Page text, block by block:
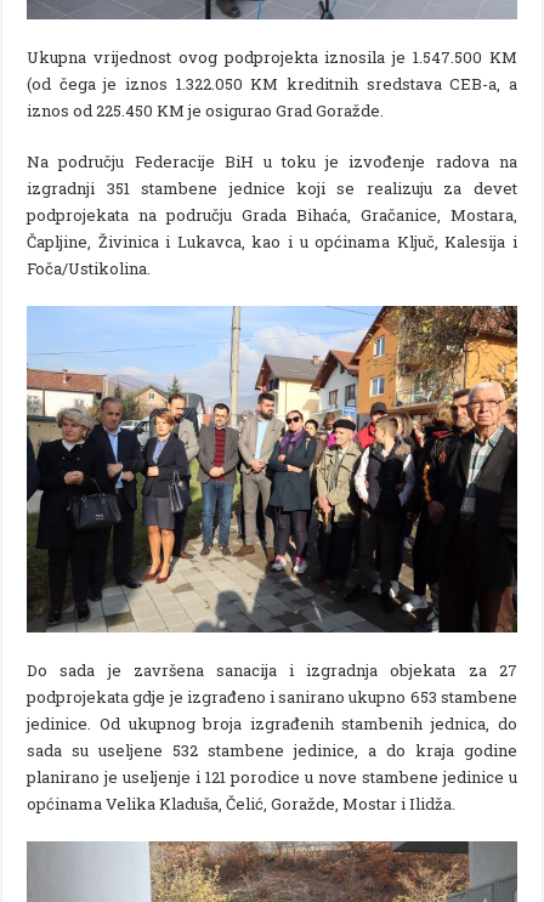
Ukupna vrijednost ovog podprojekta iznosila je 1.547.500 KM
(od čega je iznos 1.322.050 KM kreditnih sredstava CEB-a, a
iznos od 225.450 KM je osigurao Grad Goražde.
Na području Federacije BiH u toku je izvođenje radova na
izgradnji 351 stambene jednice koji se realizuju za devet
podprojekata na području Grada Bihaća, Gračanice, Mostara,
Čapljine, Živinica i Lukavca, kao i u općinama Ključ, Kalesija i
Foča/Ustikolina.
Do sada je završena sanacija i izgradnja objekata za 27
podprojekata gdje je izgrađeno i sanirano ukupno 653 stambene
jedinice. Od ukupnog broja izgrađenih stambenih jednica, do
sada su useljene 532 stambene jedinice, a do kraja godine
planirano je useljenje i 121 porodice u nove stambene jedinice u
općinama Velika Kladuša, Čelić, Goražde, Mostar i Ilidža.